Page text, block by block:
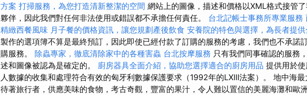
方案 打掃服務，為您打造清新整潔的空間 網站上的圖像，描述和價格以XML格式接管
夥伴，因此我們對任何非法使用或錯誤都不承擔任何責任。 台北記帳士事務所專業服務
精緻西餐風味 月子餐的價格資訊，讓您規劃產後飲食 安養院的特色與選擇，為長者提
製作的選項簿不算是最終預訂，因此即使已經付款了訂購的服務的考慮，我們也不承諾
購服務。 除蟲專家，徹底清除家中的各種害蟲 台北按摩服務 只有我們同事確認的服務
述和圖像被認為是確定的。 廚房器具全面介紹，協助您選擇適合的廚房用品 提供用於
人數據的收集和處理符合有效的匈牙利數據保護要求（1992年的LXIII法案）。 地中海
待著旅行者，供應美味的食物，考古奇觀，豐富的果汁，令人難以置信的美麗海灘和歐洲